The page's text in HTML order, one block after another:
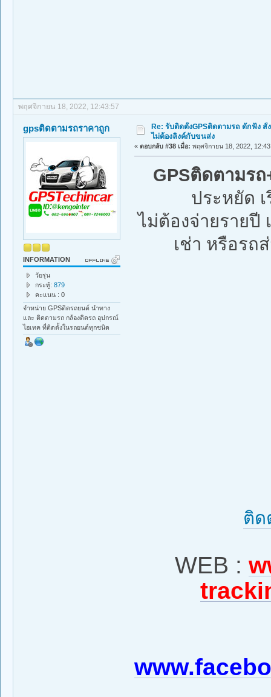
พฤศจิกายน 18, 2022, 12:43:57
gpsติดตามรถราคาถูก
INFORMATION
วัยรุ่น
กระทู้: 879
คะแนน : 0
จำหน่าย GPSติดรถยนต์ นำทาง
และ ติดตามรถ กล้องติดรถ อุปกรณ์
ไฮเทค ที่ติดตั้งในรถยนต์ทุกชนิด
Re: รับติดตั้งGPSติดตามรถ ดักฟัง สั่
ไม่ต้องลิงค์กับขนส่ง
« ตอบกลับ #38 เมื่อ: พฤศจิกายน 18, 2022,
GPSติดตามร
ประหยัด
ไม่ต้องจ่ายรายปี
เช่า หรือรถ
ติ
WEB :